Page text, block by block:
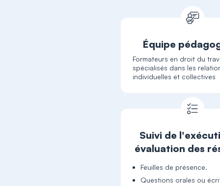
Équipe
Formateurs en droit du
spécialisés dans les
individuelles et collectives
Suivi de
évaluation des
Feuilles de présence.
Questions orales ou